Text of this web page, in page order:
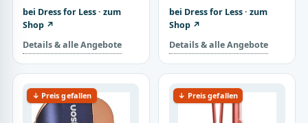
bei Dress for Less · zum
Shop ↗
Details & alle Angebote
bei Dress for Less · zum
Shop ↗
Details & alle Angebote
↓ Preis gefallen ↓ Preis gefallen